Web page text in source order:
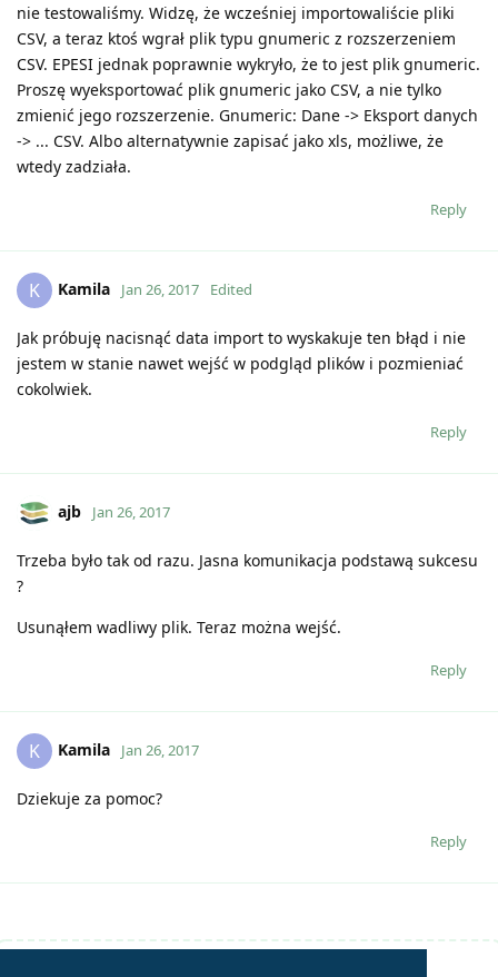
nie testowaliśmy. Widzę, że wcześniej importowaliście pliki
CSV, a teraz ktoś wgrał plik typu gnumeric z rozszerzeniem
CSV. EPESI jednak poprawnie wykryło, że to jest plik gnumeric.
Proszę wyeksportować plik gnumeric jako CSV, a nie tylko
zmienić jego rozszerzenie. Gnumeric: Dane -> Eksport danych
-> ... CSV. Albo alternatywnie zapisać jako xls, możliwe, że
wtedy zadziała.
Reply
K Kamila Jan 26, 2017 Edited
Jak próbuję nacisnąć data import to wyskakuje ten błąd i nie
jestem w stanie nawet wejść w podgląd plików i pozmieniać
cokolwiek.
Reply
ajb Jan 26, 2017
Trzeba było tak od razu. Jasna komunikacja podstawą sukcesu
?
Usunąłem wadliwy plik. Teraz można wejść.
Reply
K Kamila Jan 26, 2017
Dziekuje za pomoc?
Reply